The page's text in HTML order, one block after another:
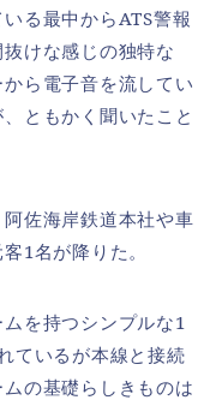
る最中からATS警報
けな感じの独特な
ら電子音を流してい
ともかく聞いたこと
佐海岸鉄道本社や車
1名が降りた。
を持つシンプルな1
ているが本線と接続
の基礎らしきものは